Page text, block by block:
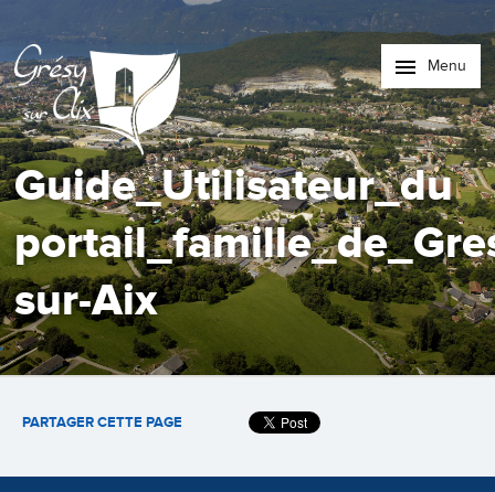
Menu
Guide_Utilisateur_du
sur-Aix
PARTAGER CETTE PAGE